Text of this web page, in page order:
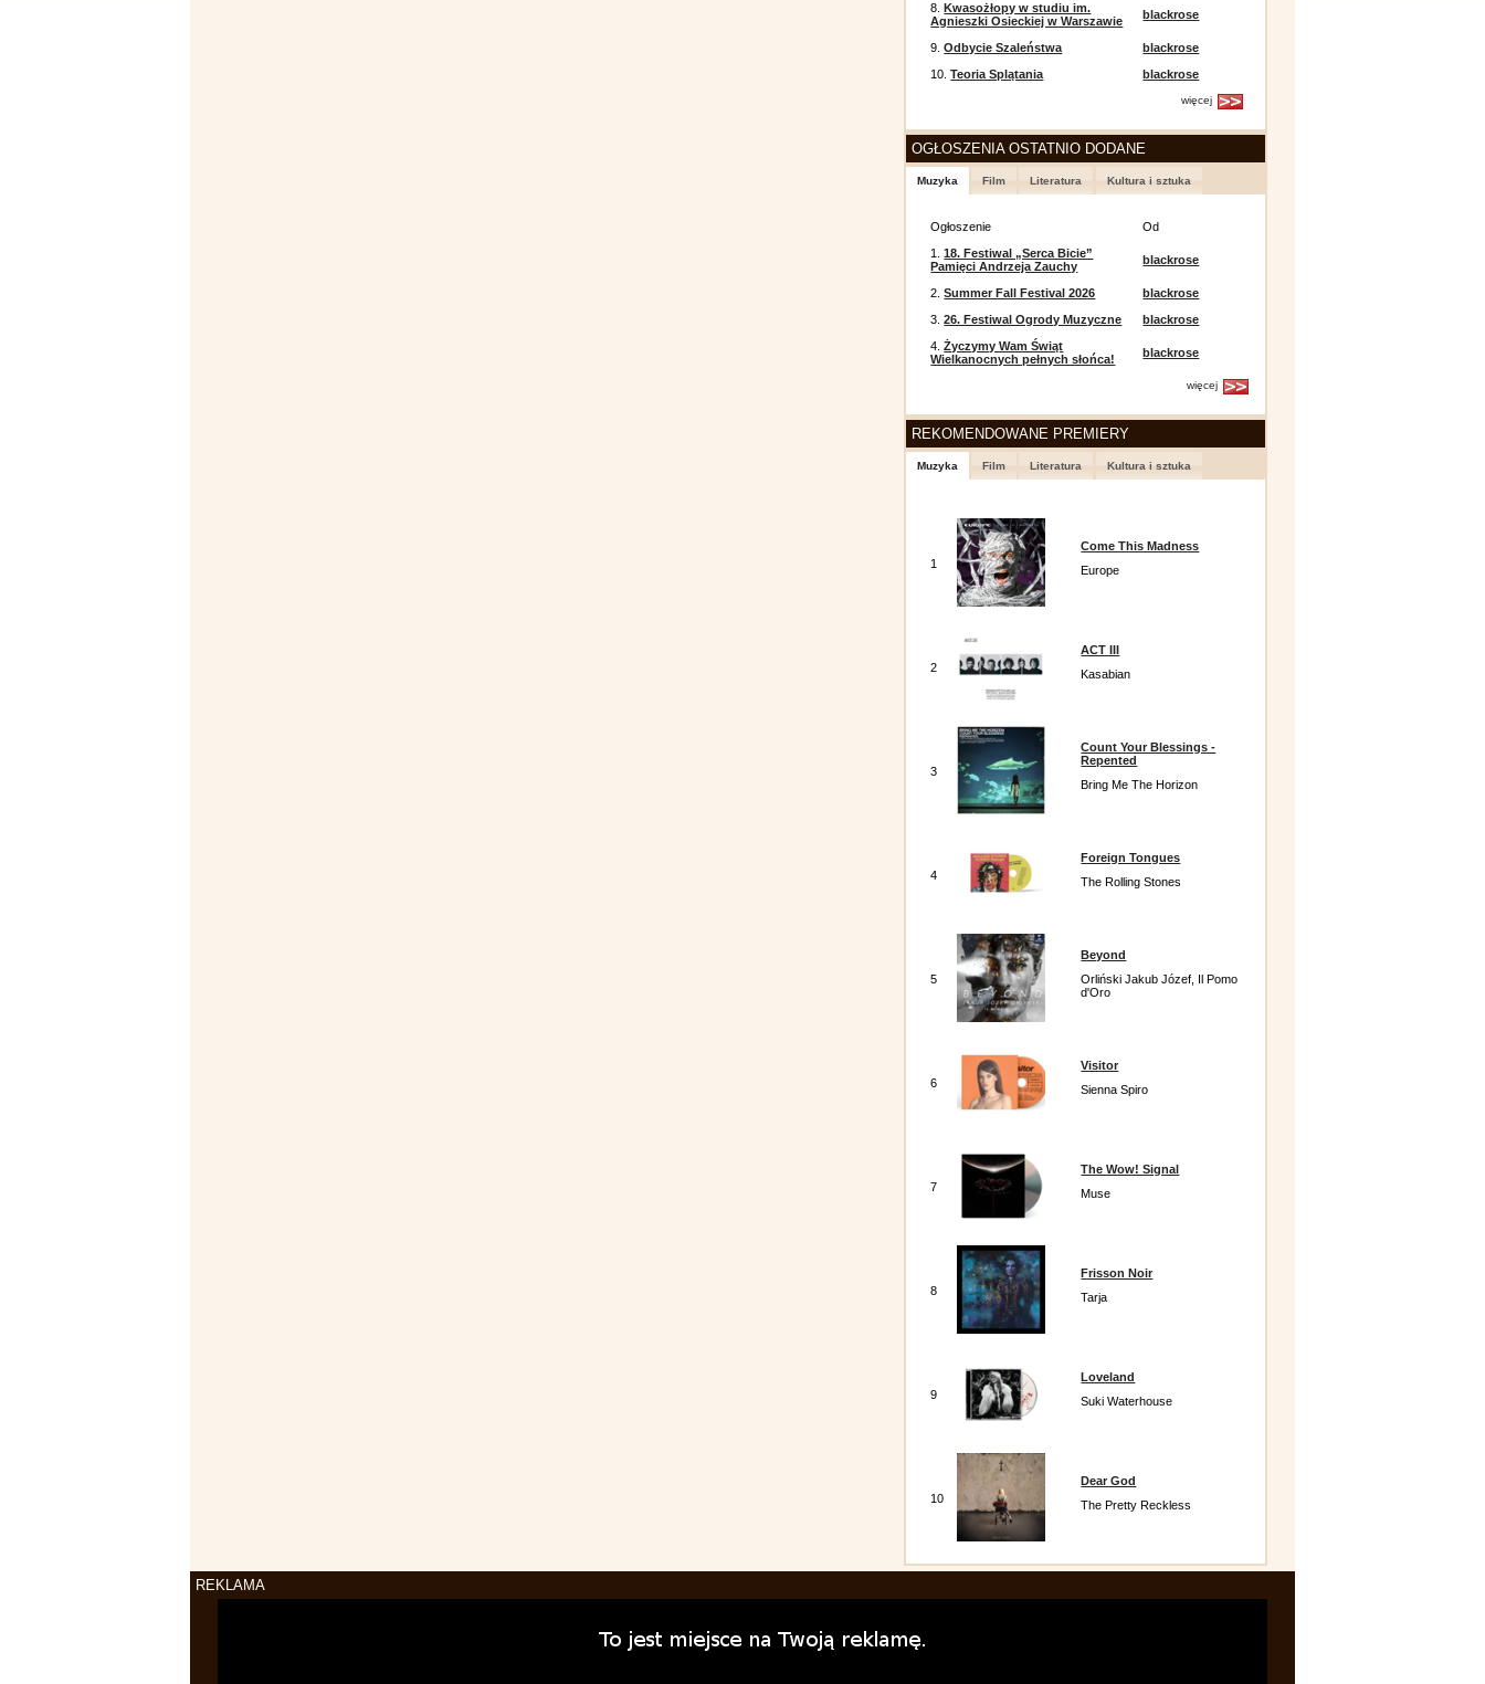
8.Kwasożłopy w studiu im.
Agnieszki Osieckiej w Warszawie
blackrose
9.Odbycie Szaleństwa
blackrose
10.Teoria Splątania blackrose
więcej
OGŁOSZENIA OSTATNIO DODANE
Muzyka Film Literatura Kultura i sztuka
Ogłoszenie
Od
1.18. Festiwal „Serca Bicie”
Pamięci Andrzeja Zauchy
blackrose
2.Summer Fall Festival 2026
blackrose
3.26. Festiwal Ogrody Muzyczne
blackrose
4.Życzymy Wam Świąt
Wielkanocnych pełnych słońca!
blackrose
więcej
REKOMENDOWANE PREMIERY
Muzyka Film Literatura Kultura i sztuka
1
Come This Madness
Europe
2
ACT III
Kasabian
3
Count Your Blessings -
Repented
Bring Me The Horizon
4
Foreign Tongues
The Rolling Stones
5
Beyond
Orliński Jakub Józef, Il Pomo
d'Oro
6
Visitor
Sienna Spiro
7
The Wow! Signal
Muse
8
Frisson Noir
Tarja
9
Loveland
Suki Waterhouse
10
Dear God
The Pretty Reckless
REKLAMA